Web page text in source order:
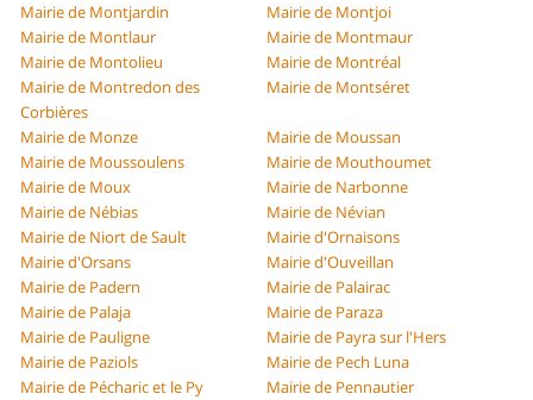
Mairie de Montjardin
Mairie de Montjoi
Mairie de Montlaur
Mairie de Montmaur
Mairie de Montolieu
Mairie de Montréal
Mairie de Montredon des
Corbières
Mairie de Montséret
Mairie de Monze
Mairie de Moussan
Mairie de Moussoulens
Mairie de Mouthoumet
Mairie de Moux
Mairie de Narbonne
Mairie de Nébias
Mairie de Névian
Mairie de Niort de Sault
Mairie d'Ornaisons
Mairie d'Orsans
Mairie d'Ouveillan
Mairie de Padern
Mairie de Palairac
Mairie de Palaja
Mairie de Paraza
Mairie de Pauligne
Mairie de Payra sur l'Hers
Mairie de Paziols
Mairie de Pech Luna
Mairie de Pécharic et le Py
Mairie de Pennautier